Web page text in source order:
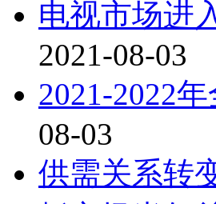
电视市场进
2021-08-03
2021-2022
08-03
供需关系转